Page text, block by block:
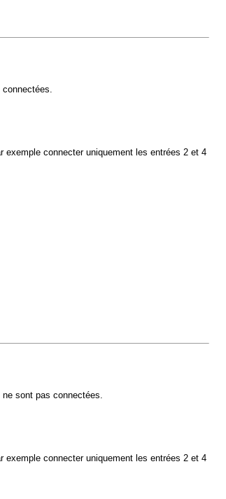
connecter uniquement les entrées 2 et 4
sont pas connectées.
connecter uniquement les entrées 2 et 4